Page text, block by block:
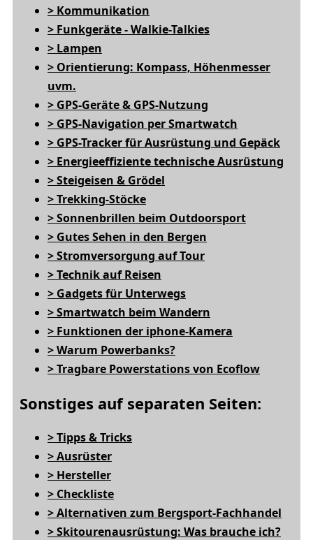
> Kommunikation
> Funkgeräte - Walkie-Talkies
> Lampen
> Orientierung: Kompass, Höhenmesser
uvm.
> GPS-Geräte & GPS-Nutzung
> GPS-Navigation per Smartwatch
> GPS-Tracker für Ausrüstung und Gepäck
> Energieeffiziente technische Ausrüstung
> Steigeisen & Grödel
> Trekking-Stöcke
> Sonnenbrillen beim Outdoorsport
> Gutes Sehen in den Bergen
> Stromversorgung auf Tour
> Technik auf Reisen
> Gadgets für Unterwegs
> Smartwatch beim Wandern
> Funktionen der iphone-Kamera
> Warum Powerbanks?
> Tragbare Powerstations von Ecoflow
Sonstiges auf separaten Seiten:
> Tipps & Tricks
> Ausrüster
> Hersteller
> Checkliste
> Alternativen zum Bergsport-Fachhandel
> Skitourenausrüstung: Was brauche ich?